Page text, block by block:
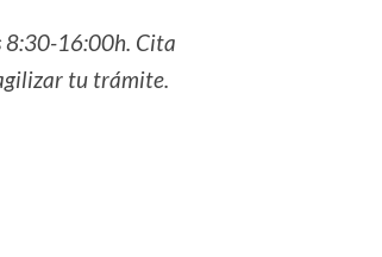
8:30-16:00h. Cita
tu trámite.